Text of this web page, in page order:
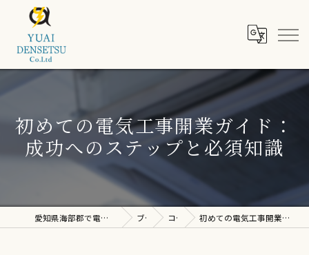
初めての電気工事開業ガイド：
成功へのステップと必須知識
愛知県海部郡で電気工事なら株式会社ユウアイ電設 ブログ コラム 初めての電気工事開業ガイド：成功へのステップと必須知識